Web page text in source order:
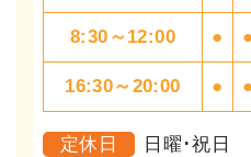
8:30～12:00 ● ●
16:30～20:00 ● ●
定休日 日曜･祝日